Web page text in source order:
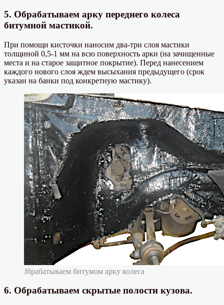
5. Обрабатываем арку переднего колеса
битумной мастикой.
При помощи кисточки наносим два-три слоя мастики
толщиной 0,5-1 мм на всю поверхность арки (на зачищенные
места и на старое защитное покрытие). Перед нанесением
каждого нового слоя ждем высыхания предыдущего (срок
указан на банки под конкретную мастику).
Jбрабатываем битумом арку колеса
6. Обрабатываем скрытые полости кузова.